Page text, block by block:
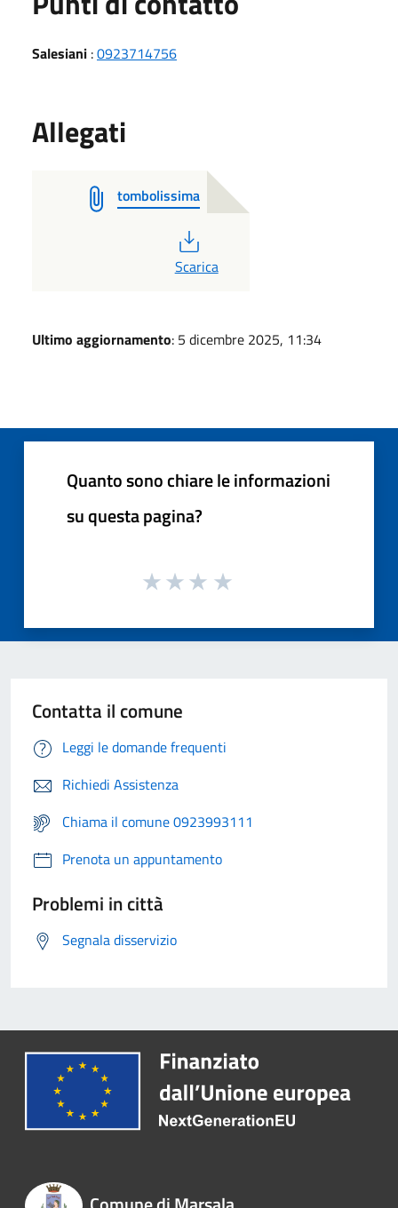
Salesiani :0923714756
Allegati
tombolissima
PDF
Scarica
Ultimo aggiornamento: 5 dicembre 2025, 11:34
Quanto sono chiare le informazioni
su questa pagina?
Contatta il comune
Leggi le domande frequenti
Richiedi Assistenza
Chiama il comune 0923993111
Prenota un appuntamento
Problemi in città
Segnala disservizio